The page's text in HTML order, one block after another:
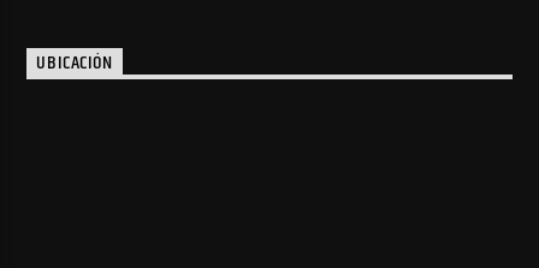
UBICACIÓN